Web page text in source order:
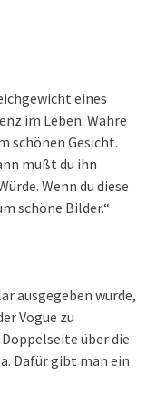
eines
im Leben. Wahre
schönen Gesicht.
mußt du ihn
Wenn du diese
schöne Bilder.“
ausgegeben wurde,
Vogue zu
über die
Dafür gibt man ein